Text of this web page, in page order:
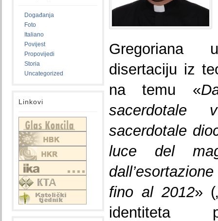
Događanja
Foto
Italiano
Povijest
Propovijedi
Storia
Uncategorized
Linkovi
Gregoriana
disertaciju iz
na temu «
sacerdotale
sacerdotale
luce del
fino al 2012»
identiteta